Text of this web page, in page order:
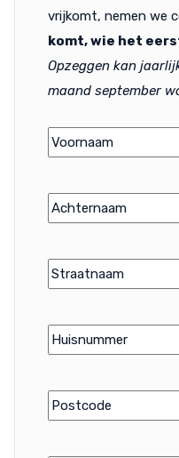
vrijkomt, nemen we
komt, wie het
Opzeggen kan
maand september